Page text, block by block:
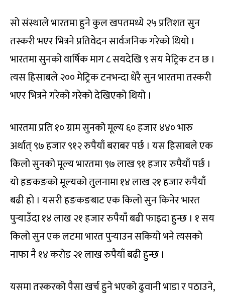
सो संस्थाले भारतमा हुने कुल खपतमध्ये २५ प्रतिशत सुन
तस्करी भएर भित्रने प्रतिवेदन सार्वजनिक गरेको थियो ।
भारतमा सुनको वार्षिक माग ८ सयदेखि ९ सय मेट्रिक टन छ ।
त्यस हिसाबले २०० मेट्रिक टनभन्दा धेरै सुन भारतमा तस्करी
भएर भित्रने गरेको गरेको देखिएको थियो ।
भारतमा प्रति १० ग्राम सुनको मूल्य ६० हजार ४४० भारु
अर्थात् ९७ हजार ९१२ रुपैयाँ बराबर पर्छ । यस हिसाबले एक
किलो सुनको मूल्य भारतमा ९७ लाख ९१ हजार रुपैयाँ पर्छ ।
यो हङकङको मूल्यको तुलनामा १४ लाख २१ हजार रुपैयाँ
बढी हो । यसरी हङकङबाट एक किलो सुन किनेर भारत
पुर्‍याउँदा १४ लाख २१ हजार रुपैयाँ बढी फाइदा हुन्छ । १ सय
किलो सुन एक लटमा भारत पुर्‍याउन सकियो भने त्यसको
नाफा नै १४ करोड २१ लाख रुपैयाँ बढी हुन्छ ।
यसमा तस्करको पैसा खर्च हुने भएको ढुवानी भाडा र पठाउने,